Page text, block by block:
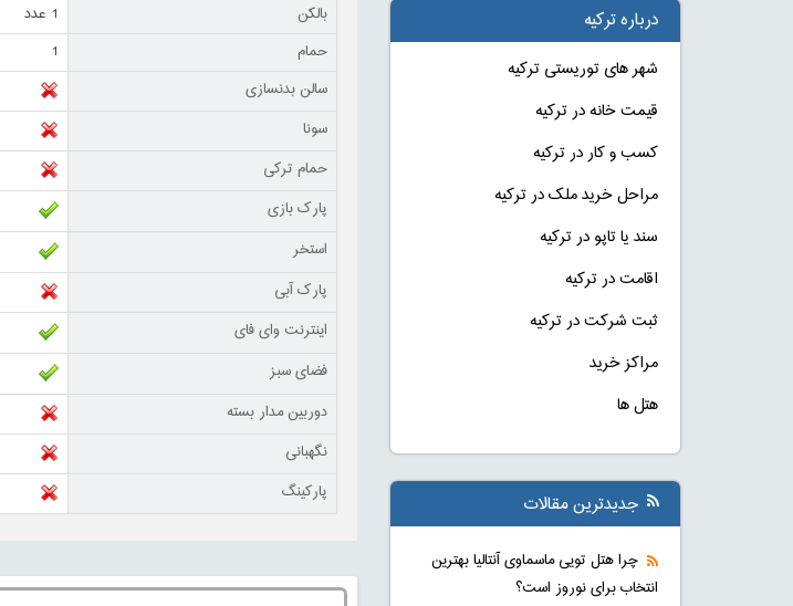
بالکن
1 عدد
حمام
1
سالن بدنسازی
سونا
حمام ترکی
پارک بازی
استخر
پارک آبی
اینترنت وای فای
فضای سبز
دوربین مدار بسته
نگهبانی
پارکینگ
درباره ترکیه
شهر های توریستی ترکیه
قیمت خانه در ترکیه
کسب و کار در ترکیه
مراحل خرید ملک در ترکیه
سند یا تاپو در ترکیه
اقامت در ترکیه
ثبت شرکت در ترکیه
مراکز خرید
هتل ها
جدیدترین مقالات
چرا هتل تویی ماسماوی آنتالیا بهترین
انتخاب برای نوروز است؟